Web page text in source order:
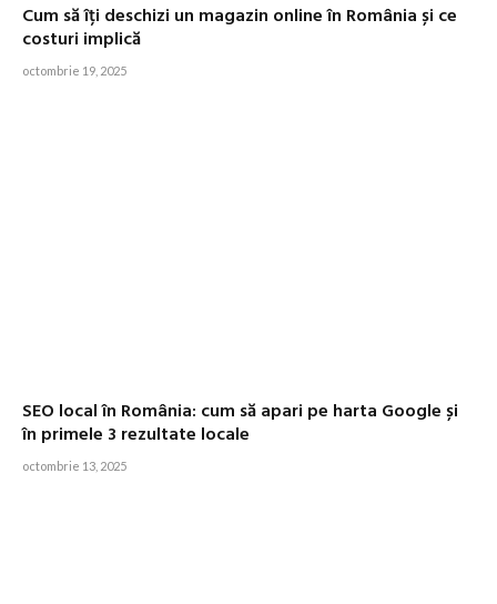
Cum să îți deschizi un magazin online în România și ce
costuri implică
octombrie 19, 2025
SEO local în România: cum să apari pe harta Google și
în primele 3 rezultate locale
octombrie 13, 2025